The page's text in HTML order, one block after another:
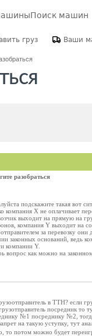
Поиск машин
груз Ваши
разобраться
подскажите такая вот
компания X не оплачивает
выходит на прямую на
компания Y выходит на
за перевозку
законных оснований, ведь
компании Y.
вопрос как можно на
в ТТН? если
посредник
№1 посреднику №2,
на такую уступку, тут
то потом можно будет